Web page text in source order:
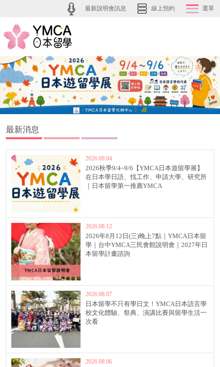
最新說明會訊息 線上預約 選單
最新消息
2026.09.04
2026秋季9/4~9/6【YMCA日本遊留學展】
在日本學日語、找工作、申請大學、研究所
｜日本留學第一推薦YMCA
2026.08.12
2026年8月12日(三)晚上7點｜YMCA日本留
學｜台中YMCA三民會館說明會｜2027年日
本留學計畫諮詢
2026.08.07
日本留學不只有學日文！YMCA日本語言學
校文化體驗、祭典、演講比賽與留學生活一
次看
2026.08.06